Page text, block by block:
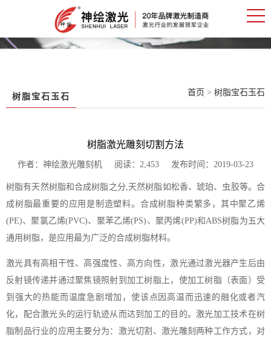
树脂宝石玉石 首页 > 树脂宝石玉石
树脂激光雕刻切割方法
作者：神绘激光雕刻机 阅读：2,453 发布时间：2019-03-23
树脂有天然树脂和合成树脂之分,天然树脂如松香、琥珀、虫胶等。合
成树脂最重要的应用是制造塑料。合成树脂种类繁多，其中聚乙烯
(PE)、聚氯乙烯(PVC)、聚苯乙烯(PS)、聚丙烯(PP)和ABS树脂为五大
通用树脂，是应用最为广泛的合成树脂材料。
激光具有高相干性、高强度性、高方向性，激光通过激光器产生后由
反射镜传递并通过聚焦镜照射到加工树脂上，使加工树脂（表面）受
到强大的热能而温度急剧增加，使该点因高温而迅速的融化或者汽
化，配合激光头的运行轨迹从而达到加工的目的。激光加工技术在树
脂制品行业的应用主要分为：激光切割、激光雕刻两种工作方式，对